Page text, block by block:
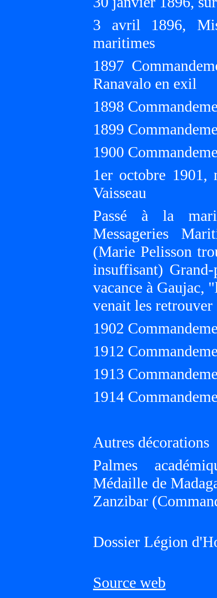
3 avril 1896,
maritimes
1897
Ranavalo en exil
1898
1899
1900
1er octobre 1901,
Vaisseau
Passé à la
Messageries
(Marie Pelisson
insuffisant) Grand-
vacance à Gaujac,
venait les retrouver
1902
1912
1913
1914
Autres décorations
Palmes
Médaille de
Zanzibar
Dossier Légion
Source web